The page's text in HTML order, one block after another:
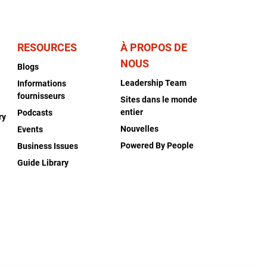
RESOURCES
Blogs
Informations
fournisseurs
Podcasts
Events
Business Issues
Guide Library
À PROPOS DE
NOUS
Leadership Team
Sites dans le monde
entier
Nouvelles
Powered By People